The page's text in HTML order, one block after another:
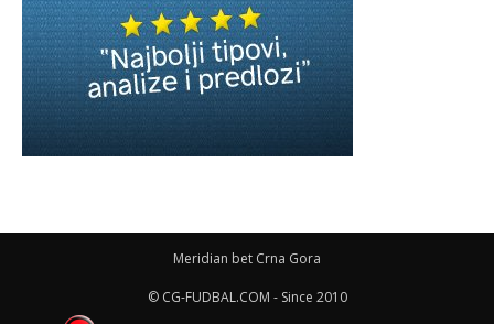
Meridian bet Crna Gora
© CG-FUDBAL.COM - Since 2010